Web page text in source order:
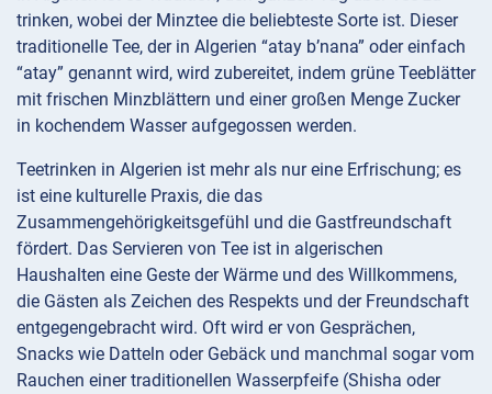
trinken, wobei der Minztee die beliebteste Sorte ist. Dieser
traditionelle Tee, der in Algerien “atay b’nana” oder einfach
“atay” genannt wird, wird zubereitet, indem grüne Teeblätter
mit frischen Minzblättern und einer großen Menge Zucker
in kochendem Wasser aufgegossen werden.
Teetrinken in Algerien ist mehr als nur eine Erfrischung; es
ist eine kulturelle Praxis, die das
Zusammengehörigkeitsgefühl und die Gastfreundschaft
fördert. Das Servieren von Tee ist in algerischen
Haushalten eine Geste der Wärme und des Willkommens,
die Gästen als Zeichen des Respekts und der Freundschaft
entgegengebracht wird. Oft wird er von Gesprächen,
Snacks wie Datteln oder Gebäck und manchmal sogar vom
Rauchen einer traditionellen Wasserpfeife (Shisha oder